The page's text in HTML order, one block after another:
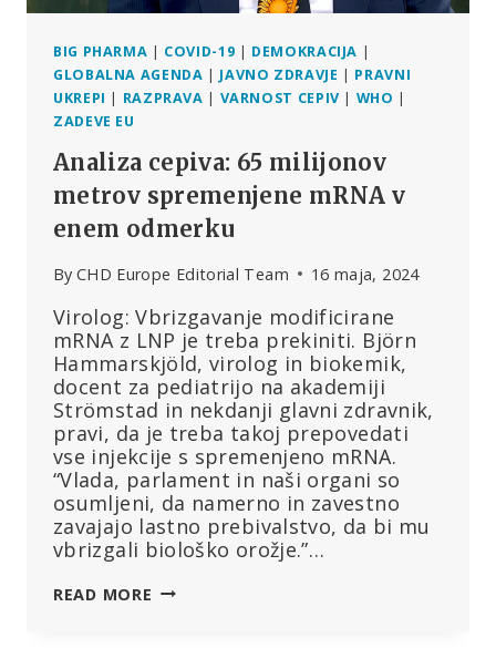
BIG PHARMA | COVID-19 | DEMOKRACIJA |
GLOBALNA AGENDA | JAVNO ZDRAVJE | PRAVNI
UKREPI | RAZPRAVA | VARNOST CEPIV | WHO |
ZADEVE EU
Analiza cepiva: 65 milijonov
metrov spremenjene mRNA v
enem odmerku
By CHD Europe Editorial Team 16 maja, 2024
Virolog: Vbrizgavanje modificirane
mRNA z LNP je treba prekiniti. Björn
Hammarskjöld, virolog in biokemik,
docent za pediatrijo na akademiji
Strömstad in nekdanji glavni zdravnik,
pravi, da je treba takoj prepovedati
vse injekcije s spremenjeno mRNA.
“Vlada, parlament in naši organi so
osumljeni, da namerno in zavestno
zavajajo lastno prebivalstvo, da bi mu
vbrizgali biološko orožje.”…
READ MORE ANALIZA